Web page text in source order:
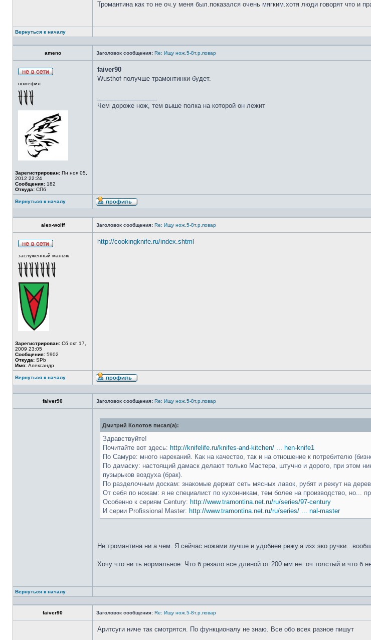
Тромантина как то не оч.у меня был.показался очень мягким.хотя люди говорят что и
Вернуться к началу
ameno Заголовок сообщения: Re: Ищу нож.5-8т.р.повар
ножефил
Зарегистрирован: Пн ноя 05,
2012 22:24
Сообщения: 182
Откуда: СПб
faiver90
Wusthof получше трамонтинки будет.
Чем дороже нож, тем выше полка на которой он лежит
Вернуться к началу
alex-wolff Заголовок сообщения: Re: Ищу нож.5-8т.р.повар
заслуженный маньяк
Зарегистрирован: Сб окт 17,
2009 23:05
Сообщения: 5902
Откуда: SPb
Имя: Александр
http://cookingknife.ru/index.shtml
Вернуться к началу
faiver90 Заголовок сообщения: Re: Ищу нож.5-8т.р.повар
Дмитрий Колотов писал(а):
Здравствуйте!
Почитайте вот здесь: http://knifelife.ru/knifes-and-kitchen/ ... hen-knife1
По Самуре: много нареканий. Как на качество, так и на отношение к потребителю
По дамаску: настоящий дамаск делают только Мастера, штучно и дорого, при этом
пузырьков воздуха (брак).
По разделочным доскам: знакомые держат сеть мясных лавок, рубят и режут на
От себя по ножам: я не специалист по кухонникам, тем более на производство, но...
Особенно к сериям Century: http://www.tramontina.net.ru/ru/series/97-century
И серии Profissional Master: http://www.tramontina.net.ru/ru/series/ ... nal-master
Не.тромантина ни а чем. Я сейчас ножами лучше и удобнее режу.а изх эко
Хочу что ни ть нормальное. Что б резало все.длиной от 200 мм.не. оч толстый.и что б
Вернуться к началу
faiver90 Заголовок сообщения: Re: Ищу нож.5-8т.р.повар
Аритсуги ниче так смотрятся. По функционалу не знаю. Все обо всех разное пишут